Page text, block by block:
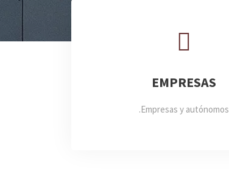
EMPRESAS
Empresas y autónomos.